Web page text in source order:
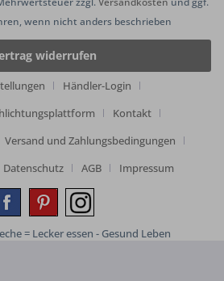
wenn nicht anders beschrieben
widerrufen
Händler-Login
Kontakt
Versand und Zahlungsbedingungen
Datenschutz AGB Impressum
= Lecker essen - Gesund Leben